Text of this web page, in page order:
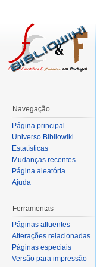
Navegação
Página principal
Universo Bibliowiki
Estatísticas
Mudanças recentes
Página aleatória
Ajuda
Ferramentas
Páginas afluentes
Alterações relacionadas
Páginas especiais
Versão para impressão